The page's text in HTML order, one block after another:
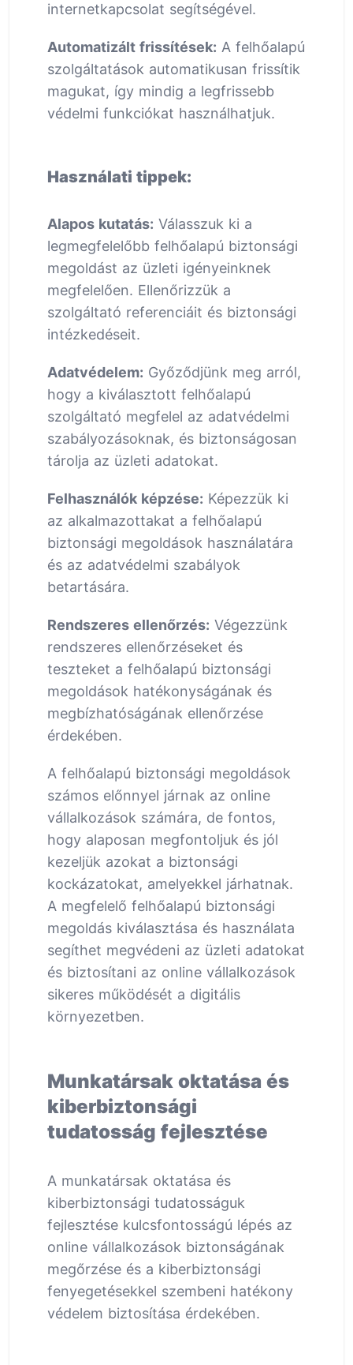
internetkapcsolat segítségével.
Automatizált frissítések: A felhőalapú
szolgáltatások automatikusan frissítik
magukat, így mindig a legfrissebb
védelmi funkciókat használhatjuk.
Használati tippek:
Alapos kutatás: Válasszuk ki a
legmegfelelőbb felhőalapú biztonsági
megoldást az üzleti igényeinknek
megfelelően. Ellenőrizzük a
szolgáltató referenciáit és biztonsági
intézkedéseit.
Adatvédelem: Győződjünk meg arról,
hogy a kiválasztott felhőalapú
szolgáltató megfelel az adatvédelmi
szabályozásoknak, és biztonságosan
tárolja az üzleti adatokat.
Felhasználók képzése: Képezzük ki
az alkalmazottakat a felhőalapú
biztonsági megoldások használatára
és az adatvédelmi szabályok
betartására.
Rendszeres ellenőrzés: Végezzünk
rendszeres ellenőrzéseket és
teszteket a felhőalapú biztonsági
megoldások hatékonyságának és
megbízhatóságának ellenőrzése
érdekében.
A felhőalapú biztonsági megoldások
számos előnnyel járnak az online
vállalkozások számára, de fontos,
hogy alaposan megfontoljuk és jól
kezeljük azokat a biztonsági
kockázatokat, amelyekkel járhatnak.
A megfelelő felhőalapú biztonsági
megoldás kiválasztása és használata
segíthet megvédeni az üzleti adatokat
és biztosítani az online vállalkozások
sikeres működését a digitális
környezetben.
Munkatársak oktatása és
kiberbiztonsági
tudatosság fejlesztése
A munkatársak oktatása és
kiberbiztonsági tudatosságuk
fejlesztése kulcsfontosságú lépés az
online vállalkozások biztonságának
megőrzése és a kiberbiztonsági
fenyegetésekkel szembeni hatékony
védelem biztosítása érdekében.